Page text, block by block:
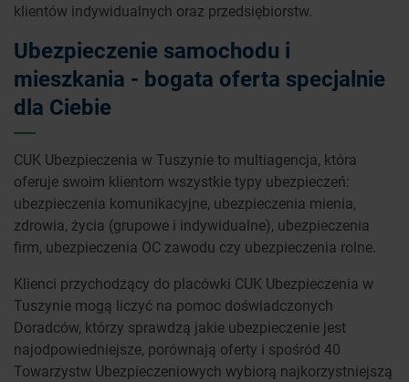
klientów indywidualnych oraz przedsiębiorstw.
Ubezpieczenie samochodu i
mieszkania - bogata oferta specjalnie
dla Ciebie
CUK Ubezpieczenia w Tuszynie to multiagencja, która
oferuje swoim klientom wszystkie typy ubezpieczeń:
ubezpieczenia komunikacyjne, ubezpieczenia mienia,
zdrowia, życia (grupowe i indywidualne), ubezpieczenia
firm, ubezpieczenia OC zawodu czy ubezpieczenia rolne.
Klienci przychodzący do placówki CUK Ubezpieczenia w
Tuszynie mogą liczyć na pomoc doświadczonych
Doradców, którzy sprawdzą jakie ubezpieczenie jest
najodpowiedniejsze, porównają oferty i spośród 40
Towarzystw Ubezpieczeniowych wybiorą najkorzystniejszą